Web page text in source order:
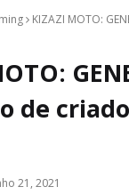
KIZAZI MOTO:
de
21, 2021